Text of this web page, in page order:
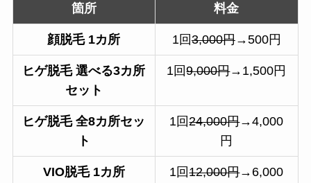
箇所 料金
顔脱毛 1カ所 1回3,000円→500円
ヒゲ脱毛 選べる3カ所
セット
1回9,000円→1,500円
ヒゲ脱毛 全8カ所セッ
ト
1回24,000円→4,000
円
VIO脱毛 1カ所 1回12,000円→6,000